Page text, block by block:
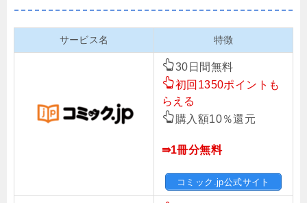
サービス名 特徴
30日間無料
初回1350ポイントも
らえる
購入額10％還元
⇛1冊分無料
コミック.jp公式サイト